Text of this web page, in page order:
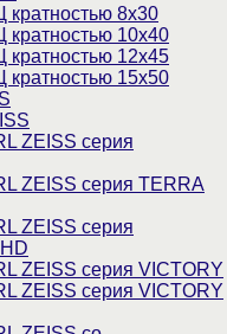
8х30
10х40
12х45
15х50
ZEISS серия
ZEISS серия TERRA
ZEISS серия
ZEISS серия VICTORY
ZEISS серия VICTORY